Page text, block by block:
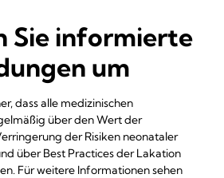
Sie informierte
um
dass alle medizinischen
über den Wert der
der Risiken neonataler
über Best Practices der Lakation
Für weitere Informationen sehen